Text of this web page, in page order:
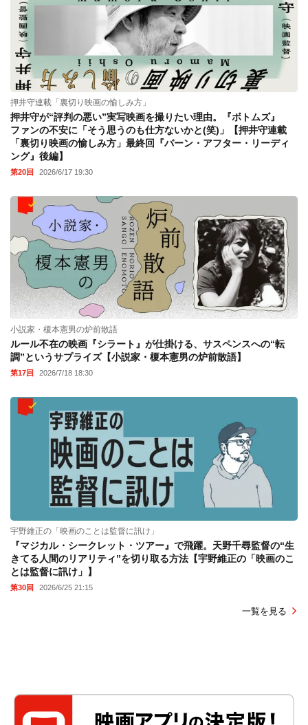
押井守連載「裏切り映画の愉しみ方」
押井守が“評判の悪い”実写映画を撮りたい理由。『ボトムズ』
ファンの不安に「そう思うのも仕方ないかと(笑)」【押井守連載
「裏切り映画の愉しみ方」最終回『バーン・アフター・リーディ
ング』後編】
第20回 2026/6/17 19:30
小説家・榎本憲男の炉前散語
ルール不在の映画『シラート』が仕掛ける、サスペンスへの“転
調”というサプライズ【小説家・榎本憲男の炉前散語】
第17回 2026/7/18 18:30
宇野維正の「映画のことは監督に訊け」
『マジカル・シークレット・ツアー』で飛躍。天野千尋監督の“生
きてる人間のリアリティ”を切り取る方法【宇野維正の「映画のこ
とは監督に訊け」】
第30回 2026/6/25 21:15
一覧を見る